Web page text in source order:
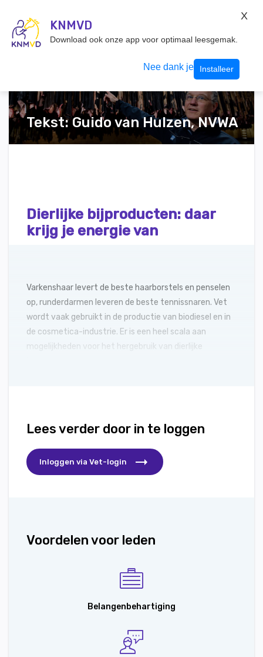
Inloggen
Tekst: Guido van Hulzen, NVWA
Dierlijke bijproducten: daar
krijg je energie van
Varkenshaar levert de beste haarborstels en penselen
op, runderdarmen leveren de beste tennissnaren. Vet
wordt vaak gebruikt in de productie van biodiesel en in
de cosmetica-industrie. Er is een heel scala aan
mogelijkheden voor het hergebruik van dierlijke
Lees verder door in te loggen
Inloggen via Vet-login
Voordelen voor leden
Belangenbehartiging
KNMVD
Download ook onze app voor optimaal leesgemak.
Nee dank je Installeer
X